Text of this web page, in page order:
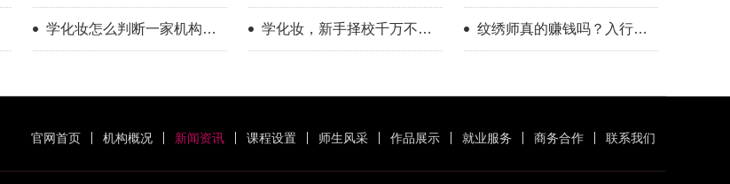
你的学习目标
新手入门完整流程指南
校怎么选？
学化妆怎么判断一家机构教
学靠不靠谱？
学化妆，新手择校千万不要
只看外表
纹绣师真的赚钱吗？入行半
年的真实感受
官网首页 机构概况 新闻资讯 课程设置 师生风采 作品展示 就业服务 商务合作 联系我们